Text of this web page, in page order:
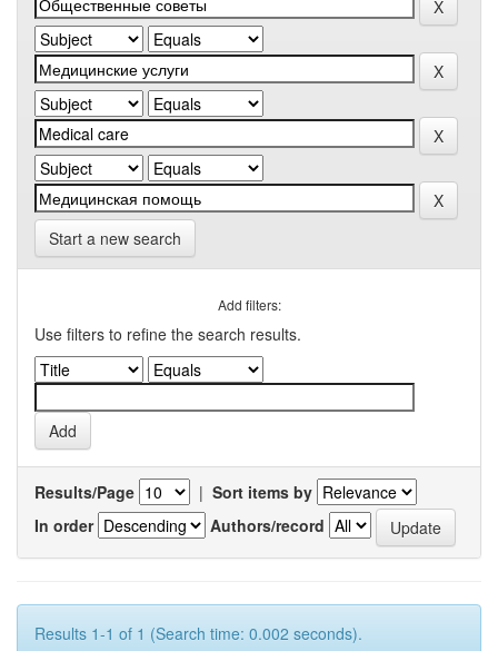
Start a new search
Add filters:
Use filters to refine the search results.
Results/Page | Sort items by
In order
Authors/record
Results 1-1 of 1 (Search time: 0.002 seconds).